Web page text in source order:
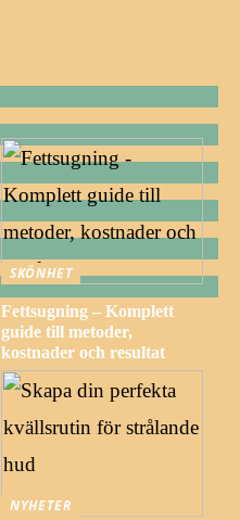
SKÖNHET
Fettsugning – Komplett
guide till metoder,
kostnader och resultat
NYHETER